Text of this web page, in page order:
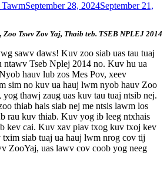
September 28, 2024September 21,
Zoo Tswv Zov Yaj, Thaib teb. TSEB NPLEJ 2014
sawv daws! Kuv zoo siab uas tau tuaj
ntawv Tseb Nplej 2014 no. Kuv hu ua
hauv lub zos Mes Pov, xeev
sim no kuv ua hauj lwm nyob hauv Zoo
thawj zaug uas kuv tau tuaj ntsib nej.
thiab hais siab nej me ntsis lawm los
rau kuv thiab. Kuv yog ib leeg ntxhais
kev cai. Kuv xav piav txog kuv txoj kev
siab tuaj ua hauj lwm nrog cov tij
ZooYaj, uas lawv cov coob yog neeg